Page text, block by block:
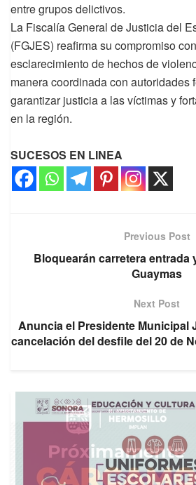
entre grupos delictivos.
La Fiscalía General de Justicia del
(FGJES) reafirma su compromiso
esclarecimiento de hechos de
manera coordinada con autoridades
garantizar justicia a las víctimas y
en la región.
SUCESOS EN LINEA
Previous Post
Bloquearán carretera entrada
Guaymas
Next Post
Anuncia el Presidente Municipal
cancelación del desfile del 20 de